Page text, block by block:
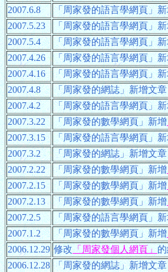
2007.6.8
「周家發的語言學網頁」
2007.5.23
「周家發的語言學網頁」
2007.5.4
「周家發的語言學網頁」
2007.4.26
「周家發的語言學網頁」
2007.4.16
「周家發的語言學網頁」
2007.4.8
「周家發的網誌」新增文
2007.4.2
「周家發的語言學網頁」
2007.3.22
「周家發的數學網頁」新增
2007.3.15
「周家發的語言學網頁」
2007.3.2
「周家發的網誌」新增文
2007.2.22
「周家發的數學網頁」新增
2007.2.15
「周家發的數學網頁」新增
2007.2.13
「周家發的數學網頁」新增
2007.2.5
「周家發的語言學網頁」
2007.1.2
「周家發的數學網頁」新增
2006.12.29 修改「周家發個人網頁」
2006.12.28 「周家發的網誌」新增文